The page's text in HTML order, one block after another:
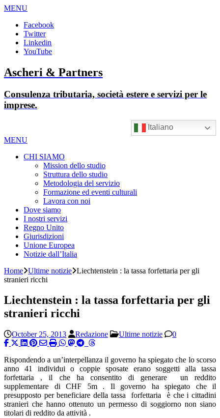
MENU
Facebook
Twitter
Linkedin
YouTube
Ascheri & Partners
Consulenza tributaria, società estere e servizi per le
imprese.
Italiano
MENU
CHI SIAMO
Mission dello studio
Struttura dello studio
Metodologia del servizio
Formazione ed eventi culturali
Lavora con noi
Dove siamo
I nostri servizi
Regno Unito
Giurisdizioni
Unione Europea
Notizie dall’Italia
Home Ultime notizie Liechtenstein : la tassa forfettaria per gli
stranieri ricchi
Liechtenstein : la tassa forfettaria per gli
stranieri ricchi
October 25, 2013 Redazione Ultime notizie 0
Rispondendo a un’interpellanza il governo ha spiegato che lo scorso
anno 41 individui o coppie sposate erano soggetti alla tassa
forfettaria , il che ha consentito di generare un reddito
supplementare di CHF 5m . Il governo ha spiegato che il
presupposto per beneficiare della tassa forfettaria è che i cittadini
stranieri che hanno ottenuto un permesso di soggiorno non siano
titolari di reddito da attività .